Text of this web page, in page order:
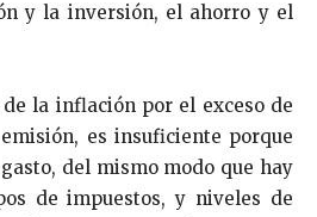
y la inversión, el ahorro y el
la inflación por el exceso de
es insuficiente porque
del mismo modo que hay
de impuestos, y niveles de